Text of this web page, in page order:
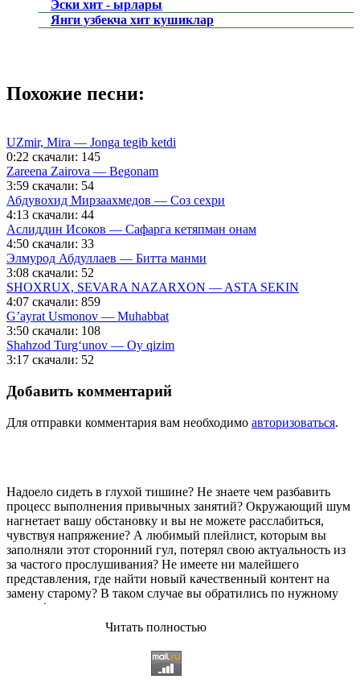
Эски хит - ырлары
Янги узбекча хит кушиклар
Похожие песни:
UZmir, Mira — Jonga tegib ketdi
0:22 скачали: 145
Zareena Zairova — Begonam
3:59 скачали: 54
Абдувохид Мирзаахмедов — Соз сехри
4:13 скачали: 44
Аслиддин Исоков — Сафарга кетяпман онам
4:50 скачали: 33
Элмурод Абдуллаев — Битта манми
3:08 скачали: 52
SHOXRUX, SEVARA NAZARXON — ASTA SEKIN
4:07 скачали: 859
G’ayrat Usmonov — Muhabbat
3:50 скачали: 108
Shahzod Turg‘unov — Oy qizim
3:17 скачали: 52
Добавить комментарий
Для отправки комментария вам необходимо авторизоваться.
Надоело сидеть в глухой тишине? Не знаете чем разбавить
процесс выполнения привычных занятий? Окружающий шум
нагнетает вашу обстановку и вы не можете расслабиться,
чувствуя напряжение? А любимый плейлист, которым вы
заполняли этот сторонний гул, потерял свою актуальность из
за частого прослушивания? Не имеете ни малейшего
представления, где найти новый качественный контент на
замену старому? В таком случае вы обратились по нужному
адресу!
Музыкальный портал KGZ Musicс большой радостью
приветствует своих старых и новых слушателей! Специально
для вас мы заготовили чудесную подборку самых лучших
песен всех времён во всех жанровых стилистиках. Огромное
Читать полностью